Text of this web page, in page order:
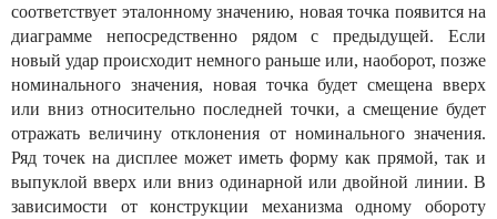
соответствует эталонному значению, новая точка появится на
диаграмме непосредственно рядом с предыдущей. Если
новый удар происходит немного раньше или, наоборот, позже
номинального значения, новая точка будет смещена вверх
или вниз относительно последней точки, а смещение будет
отражать величину отклонения от номинального значения.
Ряд точек на дисплее может иметь форму как прямой, так и
выпуклой вверх или вниз одинарной или двойной линии. В
зависимости от конструкции механизма одному обороту